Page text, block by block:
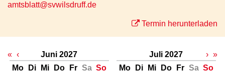
amtsblatt@svwilsdruff.de
Termin herunterladen
« ‹
Juni 2027
Mo
Di Mi Do Fr Sa So
Juli 2027
Mo
Di Mi Do Fr Sa So
› »